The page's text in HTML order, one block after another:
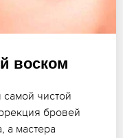
воском
самой чистой
бровей
а мастера